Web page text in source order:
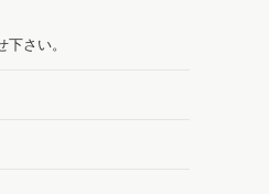
さい。